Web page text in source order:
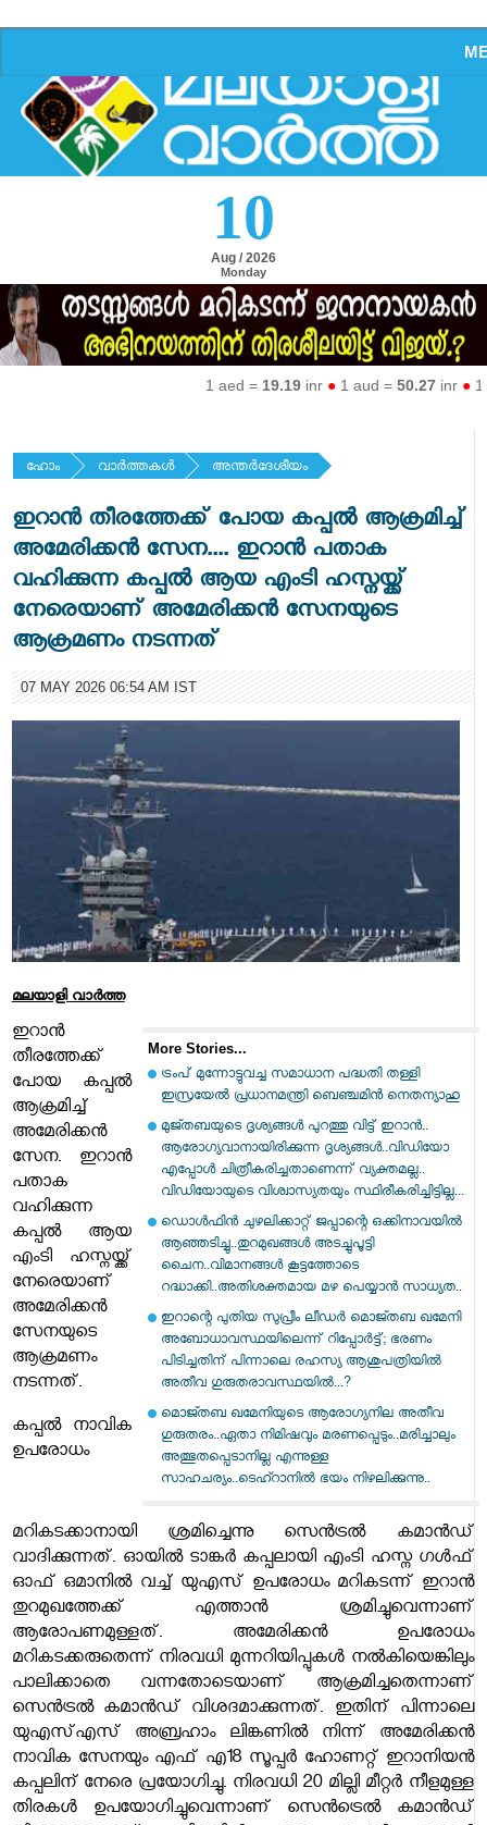
10
Aug / 2026
Monday
1 aed =19.19inr ●1 aud =50.27inr ●1
ഹോം വാര്‍ത്തകള്‍ അന്തര്‍ദേശീയം
ഇറാൻ തീരത്തേക്ക് പോയ കപ്പൽ ആക്രമിച്ച്
അമേരിക്കൻ സേന.... ഇറാൻ പതാക
വഹിക്കുന്ന കപ്പൽ ആയ എംടി ഹസ്നയ്ക്ക്
നേരെയാണ് അമേരിക്കൻ സേനയുടെ
ആക്രമണം നടന്നത്
07 MAY 2026 06:54 AM IST
മലയാളി വാര്‍ത്ത
More Stories...
ട്രംപ് മുന്നോട്ടുവച്ച സമാധാന പദ്ധതി തള്ളി
ഇസ്രയേല്‍ പ്രധാനമന്ത്രി ബെഞ്ചമിന്‍ നെതന്യാഹു
മുജ്തബയുടെ ദൃശ്യങ്ങൾ പുറത്തു വിട്ട് ഇറാൻ..
ആരോഗ്യവാനായിരിക്കുന്ന ദൃശ്യങ്ങൾ..വിഡിയോ
എപ്പോൾ ചിത്രീകരിച്ചതാണെന്ന് വ്യക്തമല്ല..
വിഡിയോയുടെ വിശ്വാസ്യതയും സ്ഥിരീകരിച്ചിട്ടില്ല...
ഡൊൾഫിൻ ചുഴലിക്കാറ്റ് ജപ്പാന്റെ ഒക്കിനാവയിൽ
ആഞ്ഞടിച്ചു..തുറമുഖങ്ങൾ അടച്ചുപൂട്ടി
ചൈന..വിമാനങ്ങൾ കൂട്ടത്തോടെ
റദ്ധാക്കി..അതിശക്തമായ മഴ പെയ്യാൻ സാധ്യത..
ഇറാന്റെ പുതിയ സുപ്രീം ലീഡർ മൊജ്തബ ഖമേനി
അബോധാവസ്ഥയിലെന്ന് റിപ്പോർട്ട്; ഭരണം
പിടിച്ചതിന് പിന്നാലെ രഹസ്യ ആശുപത്രിയിൽ
അതീവ ഗുരുതരാവസ്ഥയിൽ...?
മൊജ്തബ ഖമേനിയുടെ ആരോഗ്യനില അതീവ
ഗുരുതരം..ഏതാ നിമിഷവും മരണപ്പെടും..മരിച്ചാലും
അത്ഭുതപ്പെടാനില്ല എന്നുള്ള
സാഹചര്യം..ടെഹ്റാനിൽ ഭയം നിഴലിക്കുന്നു..
ഇറാൻ
തീരത്തേക്ക്
പോയ കപ്പൽ
ആക്രമിച്ച്
അമേരിക്കൻ
സേന. ഇറാൻ
പതാക
വഹിക്കുന്ന
കപ്പൽ ആയ
എംടി ഹസ്നയ്ക്ക്
നേരെയാണ്
അമേരിക്കൻ
സേനയുടെ
ആക്രമണം
നടന്നത്.
കപ്പൽ നാവിക
ഉപരോധം
മറികടക്കാനായി ശ്രമിച്ചെന്നു സെൻട്രൽ കമാൻഡ്
വാദിക്കുന്നത്. ഓയിൽ ടാങ്ക‍‍ർ കപ്പലായി എംടി ഹസ്ന ഗൾഫ്
ഓഫ് ഒമാനിൽ വച്ച് യുഎസ് ഉപരോധം മറികടന്ന് ഇറാൻ
തുറമുഖത്തേക്ക് എത്താൻ ശ്രമിച്ചുവെന്നാണ്
ആരോപണമുള്ളത്. അമേരിക്കൻ ഉപരോധം
മറികടക്കരുതെന്ന് നിരവധി മുന്നറിയിപ്പുകൾ നൽകിയെങ്കിലും
പാലിക്കാതെ വന്നതോടെയാണ് ആക്രമിച്ചതെന്നാണ്
സെൻട്രൽ കമാൻഡ് വിശദമാക്കുന്നത്. ഇതിന് പിന്നാലെ
യുഎസ്എസ് അബ്രഹാം ലിങ്കണിൽ നിന്ന് അമേരിക്കൻ
നാവിക സേനയും എഫ് എ18 സൂപ്പ‍ർ ഹോണറ്റ് ഇറാനിയൻ
കപ്പലിന് നേരെ പ്രയോഗിച്ചു. നിരവധി 20 മില്ലി മീറ്റ‍ർ നീളമുള്ള
തിരകൾ ഉപയോഗിച്ചുവെന്നാണ് സെൻട്രെൽ കമാൻഡ്